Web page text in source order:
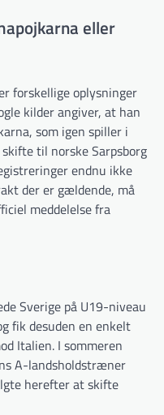
eller
forskellige oplysninger
kilder angiver, at han
som igen spiller i
til norske Sarpsborg
endnu ikke
der er gældende, må
meddelelse fra
Sverige på U19-niveau
fik desuden en enkelt
Italien. I sommeren
A-landsholdstræner
herefter at skifte